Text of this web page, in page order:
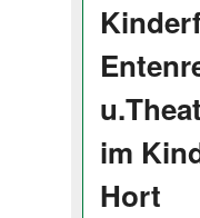
im
Hort